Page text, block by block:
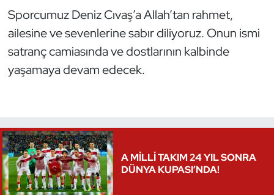
Sporcumuz Deniz Cıvaş’a Allah’tan rahmet,
ailesine ve sevenlerine sabır diliyoruz. Onun ismi
satranç camiasında ve dostlarının kalbinde
yaşamaya devam edecek.
A MİLLİ TAKIM 24 YIL SONRA
DÜNYA KUPASI’NDA!
Wushu Kungfu
Yelken